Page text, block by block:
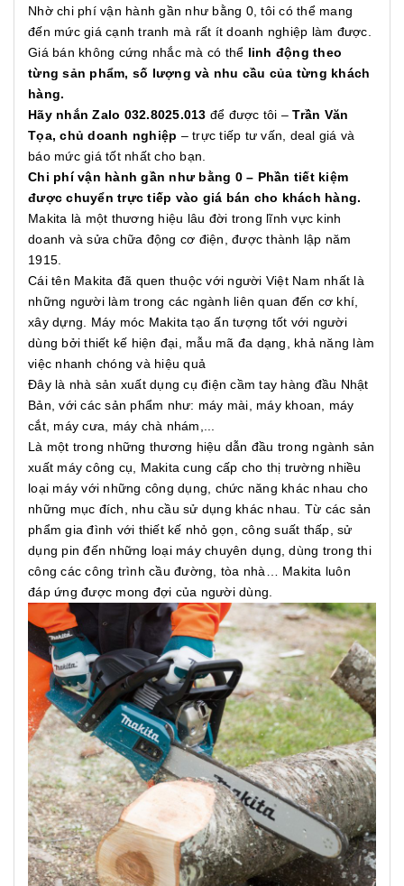
Nhờ chi phí vận hành gần như bằng 0, tôi có thể mang
đến mức giá cạnh tranh mà rất ít doanh nghiệp làm được.
Giá bán không cứng nhắc mà có thể linh động theo
từng sản phẩm, số lượng và nhu cầu của từng khách
hàng.
Hãy nhắn Zalo 032.8025.013 để được tôi –Trần Văn
Tọa, chủ doanh nghiệp – trực tiếp tư vấn, deal giá và
báo mức giá tốt nhất cho bạn.
Chi phí vận hành gần như bằng 0 – Phần tiết kiệm
được chuyển trực tiếp vào giá bán cho khách hàng.
Makita là một thương hiệu lâu đời trong lĩnh vực kinh
doanh và sửa chữa động cơ điện, được thành lập năm
1915.
Cái tên Makita đã quen thuộc với người Việt Nam nhất là
những người làm trong các ngành liên quan đến cơ khí,
xây dựng. Máy móc Makita tạo ấn tượng tốt với người
dùng bởi thiết kế hiện đại, mẫu mã đa dạng, khả năng làm
việc nhanh chóng và hiệu quả
Đây là nhà sản xuất dụng cụ điện cầm tay hàng đầu Nhật
Bản, với các sản phẩm như: máy mài, máy khoan, máy
cắt, máy cưa, máy chà nhám,...
Là một trong những thương hiệu dẫn đầu trong ngành sản
xuất máy công cụ, Makita cung cấp cho thị trường nhiều
loại máy với những công dụng, chức năng khác nhau cho
những mục đích, nhu cầu sử dụng khác nhau. Từ các sản
phẩm gia đình với thiết kế nhỏ gọn, công suất thấp, sử
dụng pin đến những loại máy chuyên dụng, dùng trong thi
công các công trình cầu đường, tòa nhà… Makita luôn
đáp ứng được mong đợi của người dùng.